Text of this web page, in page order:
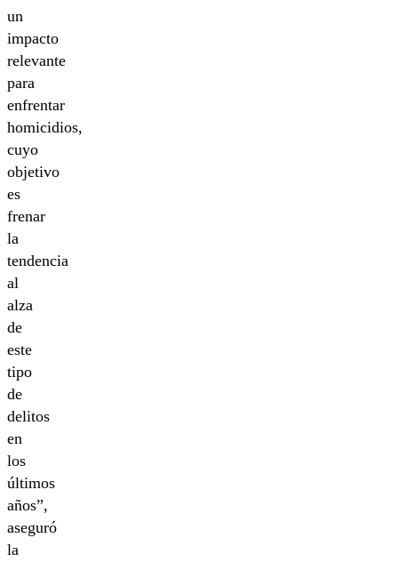
un
impacto
relevante
para
enfrentar
homicidios,
cuyo
objetivo
es
frenar
la
tendencia
al
alza
de
este
tipo
de
delitos
en
los
últimos
años”,
aseguró
la